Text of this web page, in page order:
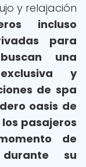
y relajación
incluso
para
una
y
de spa
oasis de
pasajeros
de
su